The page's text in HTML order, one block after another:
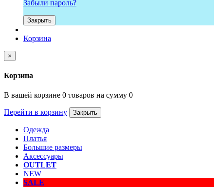
Забыли пароль?
Закрыть
Корзина
×
Корзина
В вашей корзине 0 товаров на сумму 0
Перейти в корзину Закрыть
Одежда
Платья
Большие размеры
Аксессуары
OUTLET
NEW
SALE